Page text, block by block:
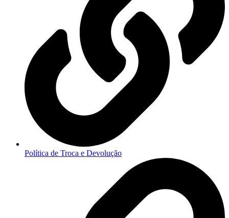
Política de Troca e Devolução